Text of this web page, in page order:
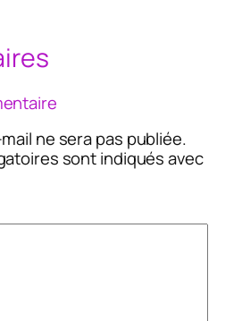
ne sera pas publiée.
sont indiqués avec